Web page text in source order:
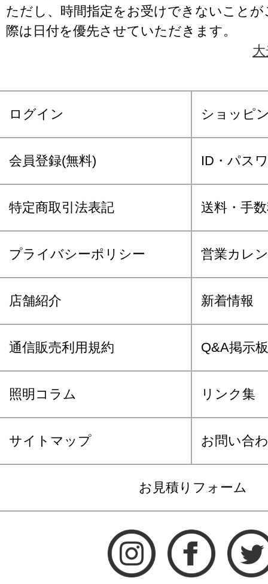
ただし、時間指定をお受けできないこと
際は日付を優先させていただきます。
ログイン ショッピ
会員登録(無料) ID・パス
特定商取引法表記 送料・手
プライバシーポリシー 営業カレ
店舗紹介 新着情報
通信販売利用規約 Q&A掲示板
照明コラム リンク集
サイトマップ お問い合
お見積りフォーム